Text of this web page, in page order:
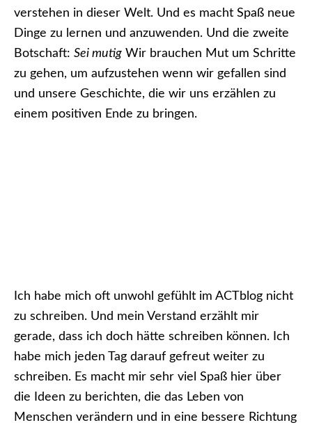
verstehen in dieser Welt. Und es macht Spaß neue
Dinge zu lernen und anzuwenden. Und die zweite
Botschaft: Sei mutig Wir brauchen Mut um Schritte
zu gehen, um aufzustehen wenn wir gefallen sind
und unsere Geschichte, die wir uns erzählen zu
einem positiven Ende zu bringen.
Ich habe mich oft unwohl gefühlt im ACTblog nicht
zu schreiben. Und mein Verstand erzählt mir
gerade, dass ich doch hätte schreiben können. Ich
habe mich jeden Tag darauf gefreut weiter zu
schreiben. Es macht mir sehr viel Spaß hier über
die Ideen zu berichten, die das Leben von
Menschen verändern und in eine bessere Richtung